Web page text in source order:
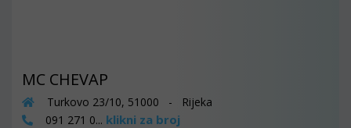
MC CHEVAP
Turkovo 23/10, 51000 - Rijeka
091 271 0... klikni za broj